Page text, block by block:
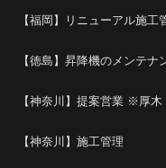
【福岡】リニューアル施
【徳島】昇降機のメンテ
【神奈川】提案営業 ※厚木
【神奈川】施工管理